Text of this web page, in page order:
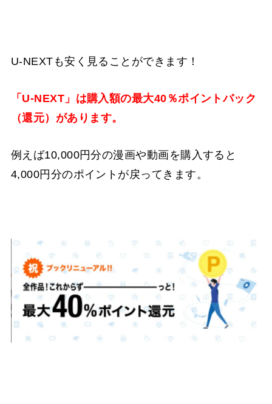
U-NEXTも安く見ることができます！
「U-NEXT」は購入額の最大40％ポイントバック
（還元）があります。
例えば10,000円分の漫画や動画を購入すると
4,000円分のポイントが戻ってきます。